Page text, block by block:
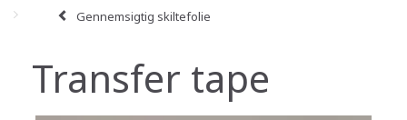
Gennemsigtig skiltefolie
Transfer tape